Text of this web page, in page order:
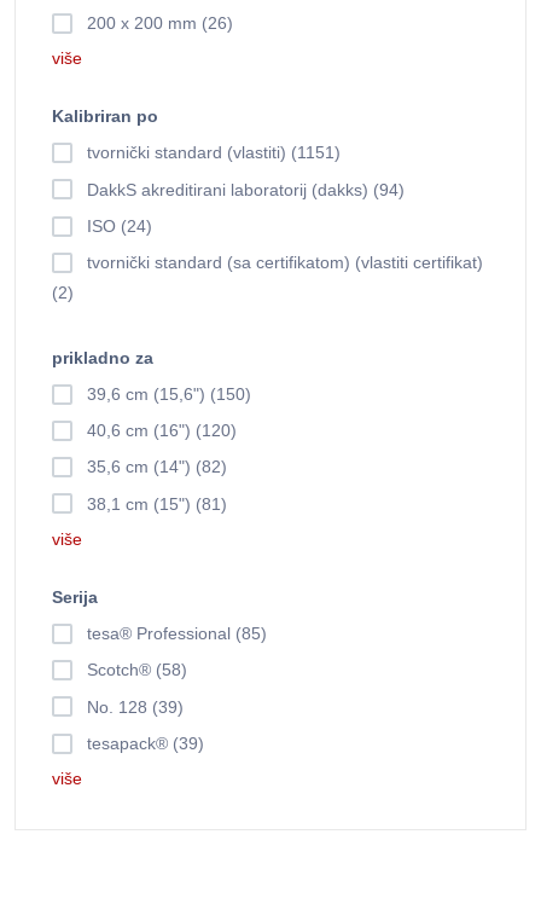
200 x 200 mm (26)
više
Kalibriran po
tvornički standard (vlastiti) (1151)
DakkS akreditirani laboratorij (dakks) (94)
ISO (24)
tvornički standard (sa certifikatom) (vlastiti certifikat)
(2)
prikladno za
39,6 cm (15,6") (150)
40,6 cm (16") (120)
35,6 cm (14") (82)
38,1 cm (15") (81)
više
Serija
tesa® Professional (85)
Scotch® (58)
No. 128 (39)
tesapack® (39)
više